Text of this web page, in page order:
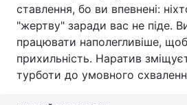
ставлення, бо ви впевнені:
"жертву" заради вас не піде.
працювати наполегливіше,
прихильність. Наратив
турботи до умовного